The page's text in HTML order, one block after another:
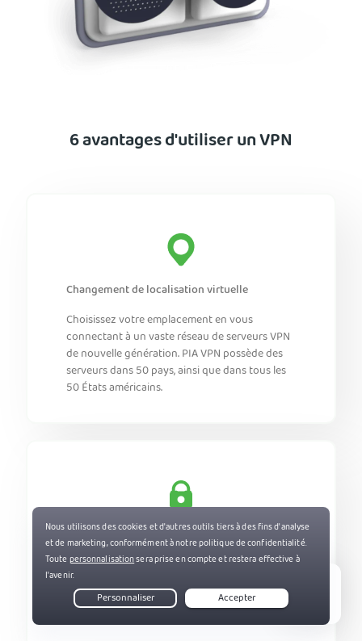
6 avantages d'utiliser un VPN
Changement de localisation virtuelle
Choisissez votre emplacement en vous
connectant à un vaste réseau de serveurs VPN
de nouvelle génération. PIA VPN possède des
serveurs dans 50 pays, ainsi que dans tous les
50 États américains.
Confidentialité en ligne
Masquez votre adresse IP pour protéger votre
identité numérique. Empêchez votre FAI de
surveiller vos activités en ligne pour une
navigation web sécurisée où que vous soyez.